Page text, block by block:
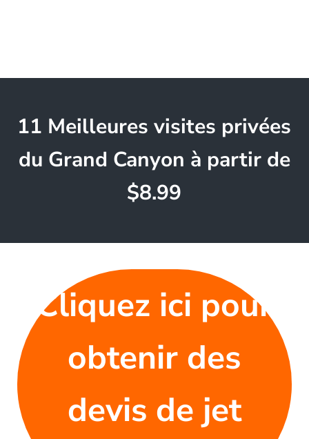
11 Meilleures visites privées
du Grand Canyon à partir de
$8.99
Cliquez ici pour
obtenir des
devis de jet